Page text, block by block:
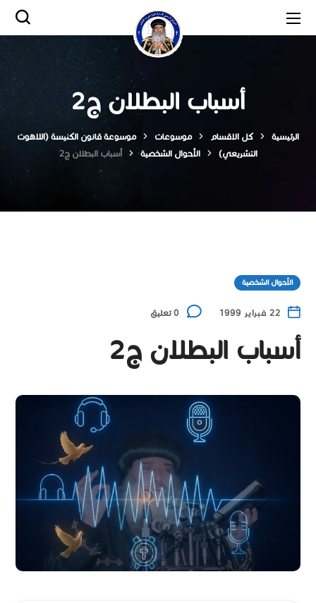
أسباب البطلان ج2
الرئيسية كل الاقسام موسوعات
موسوعة قانون الكنيسة (اللاهوت
التشريعي)
الأحوال الشخصية أسباب البطلان ج2
الأحوال الشخصية
22 فبراير 1999 0 تعليق
أسباب البطلان ج2